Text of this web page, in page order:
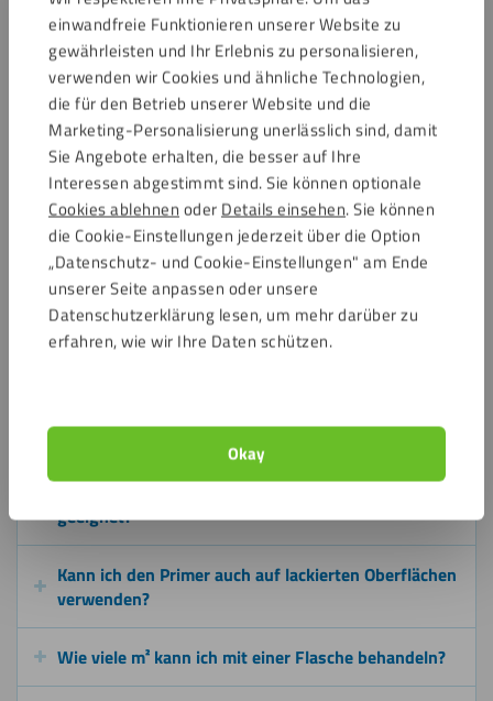
einwandfreie Funktionieren unserer Website zu
gewährleisten und Ihr Erlebnis zu personalisieren,
verwenden wir Cookies und ähnliche Technologien,
die für den Betrieb unserer Website und die
Marketing-Personalisierung unerlässlich sind, damit
Sie Angebote erhalten, die besser auf Ihre
Interessen abgestimmt sind. Sie können optionale
Cookies ablehnen oder Details einsehen. Sie können
die Cookie-Einstellungen jederzeit über die Option
„Datenschutz- und Cookie-Einstellungen" am Ende
unserer Seite anpassen oder unsere
Datenschutzerklärung lesen, um mehr darüber zu
erfahren, wie wir Ihre Daten schützen.
Okay
Ideal, wenn du mit einem Multiprimer die Haftung
verbessern und die Oberfläche direkt reinigen möchtest.
Kombiniere mit diesen Fixxerss Klebstoffen
Fixxerss Acrylic/PC Super Fixxfür Acryl (PMMA) und
Polycarbonat
Fixxerss Mirror Super Fixxfür Spiegelbefestigungen
Fixxerss ACP/Alupanel Super Fixxfür Aluminium-
Verbundplatten
Fixxerss HPL Super Fixx für HPL und Kompaktlaminat
Wirkt der Primer auch als Reiniger?
geeignet?
Kann ich den Primer auch auf lackierten Oberflächen
verwenden?
Wie viele m² kann ich mit einer Flasche behandeln?